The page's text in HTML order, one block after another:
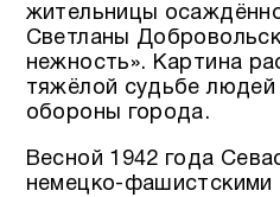
жительницы
Светланы
нежность». Картина
тяжёлой судьбе
обороны города.
Весной 1942 года
немецко-фашистскими